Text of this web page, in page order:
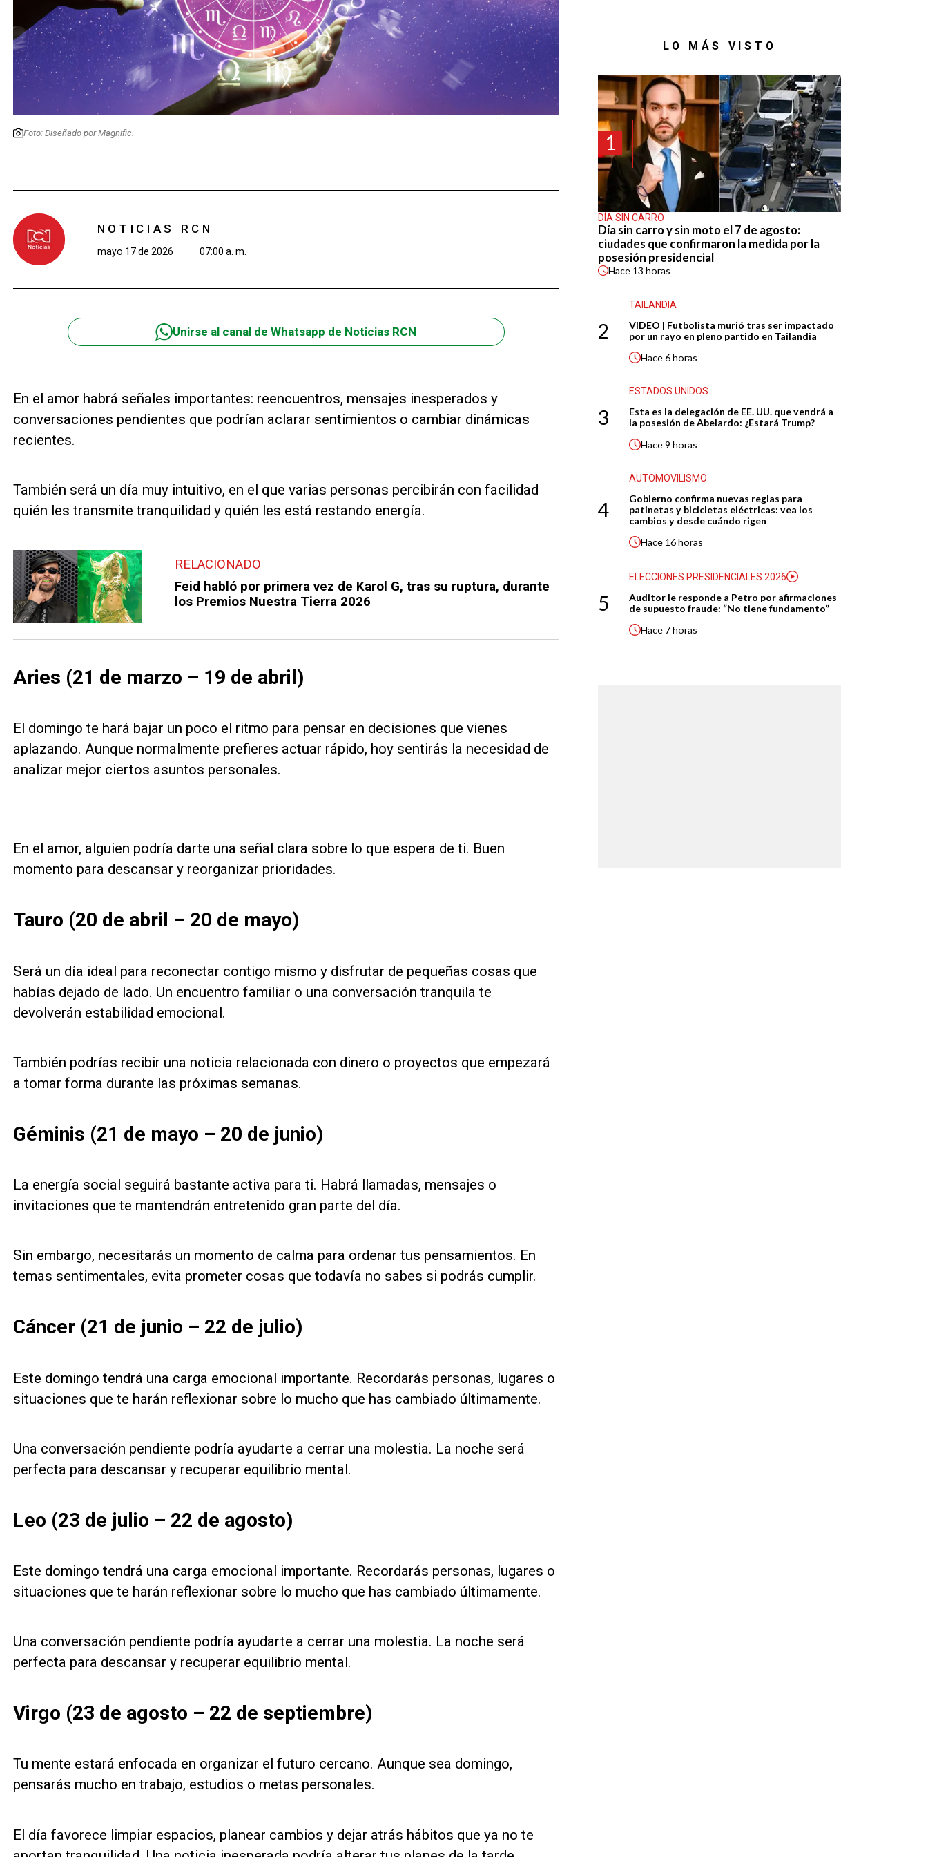
Foto: Diseñado por Magnific.
NOTICIAS RCN
mayo 17 de 2026 07:00 a. m.
Unirse al canal de Whatsapp de Noticias RCN
En el amor habrá señales importantes: reencuentros, mensajes inesperados y
conversaciones pendientes que podrían aclarar sentimientos o cambiar dinámicas
recientes.
También será un día muy intuitivo, en el que varias personas percibirán con facilidad
quién les transmite tranquilidad y quién les está restando energía.
RELACIONADO
Feid habló por primera vez de Karol G, tras su ruptura, durante
los Premios Nuestra Tierra 2026
Aries (21 de marzo – 19 de abril)
El domingo te hará bajar un poco el ritmo para pensar en decisiones que vienes
aplazando. Aunque normalmente prefieres actuar rápido, hoy sentirás la necesidad de
analizar mejor ciertos asuntos personales.
En el amor, alguien podría darte una señal clara sobre lo que espera de ti. Buen
momento para descansar y reorganizar prioridades.
Tauro (20 de abril – 20 de mayo)
Será un día ideal para reconectar contigo mismo y disfrutar de pequeñas cosas que
habías dejado de lado. Un encuentro familiar o una conversación tranquila te
devolverán estabilidad emocional.
También podrías recibir una noticia relacionada con dinero o proyectos que empezará
a tomar forma durante las próximas semanas.
Géminis (21 de mayo – 20 de junio)
La energía social seguirá bastante activa para ti. Habrá llamadas, mensajes o
invitaciones que te mantendrán entretenido gran parte del día.
Sin embargo, necesitarás un momento de calma para ordenar tus pensamientos. En
temas sentimentales, evita prometer cosas que todavía no sabes si podrás cumplir.
Cáncer (21 de junio – 22 de julio)
Este domingo tendrá una carga emocional importante. Recordarás personas, lugares o
situaciones que te harán reflexionar sobre lo mucho que has cambiado últimamente.
Una conversación pendiente podría ayudarte a cerrar una molestia. La noche será
perfecta para descansar y recuperar equilibrio mental.
Leo (23 de julio – 22 de agosto)
Este domingo tendrá una carga emocional importante. Recordarás personas, lugares o
situaciones que te harán reflexionar sobre lo mucho que has cambiado últimamente.
Una conversación pendiente podría ayudarte a cerrar una molestia. La noche será
perfecta para descansar y recuperar equilibrio mental.
Virgo (23 de agosto – 22 de septiembre)
Tu mente estará enfocada en organizar el futuro cercano. Aunque sea domingo,
pensarás mucho en trabajo, estudios o metas personales.
El día favorece limpiar espacios, planear cambios y dejar atrás hábitos que ya no te
LO MÁS VISTO
1
DÍA SIN CARRO
Día sin carro y sin moto el 7 de agosto:
ciudades que confirmaron la medida por la
posesión presidencial
Hace 13 horas
2
TAILANDIA
VIDEO | Futbolista murió tras ser impactado
por un rayo en pleno partido en Tailandia
Hace6 horas
3
ESTADOS UNIDOS
Esta es la delegación de EE. UU. que vendrá a
la posesión de Abelardo: ¿Estará Trump?
Hace9 horas
4
AUTOMOVILISMO
Gobierno confirma nuevas reglas para
patinetas y bicicletas eléctricas: vea los
cambios y desde cuándo rigen
Hace 16 horas
5
ELECCIONES PRESIDENCIALES 2026
Auditor le responde a Petro por afirmaciones
de supuesto fraude: “No tiene fundamento”
Hace 7 horas